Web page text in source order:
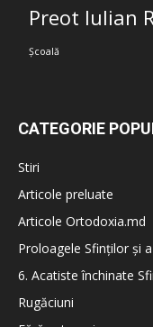
Preot Iulian
Școală
CATEGORIE
Stiri
Articole preluate
Articole Ortodoxia.md
Proloagele Sfinților și
6. Acatiste închinate
Rugăciuni